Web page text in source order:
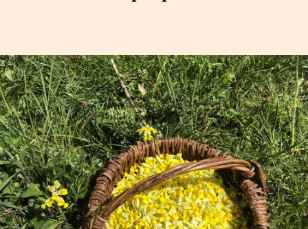
Contact